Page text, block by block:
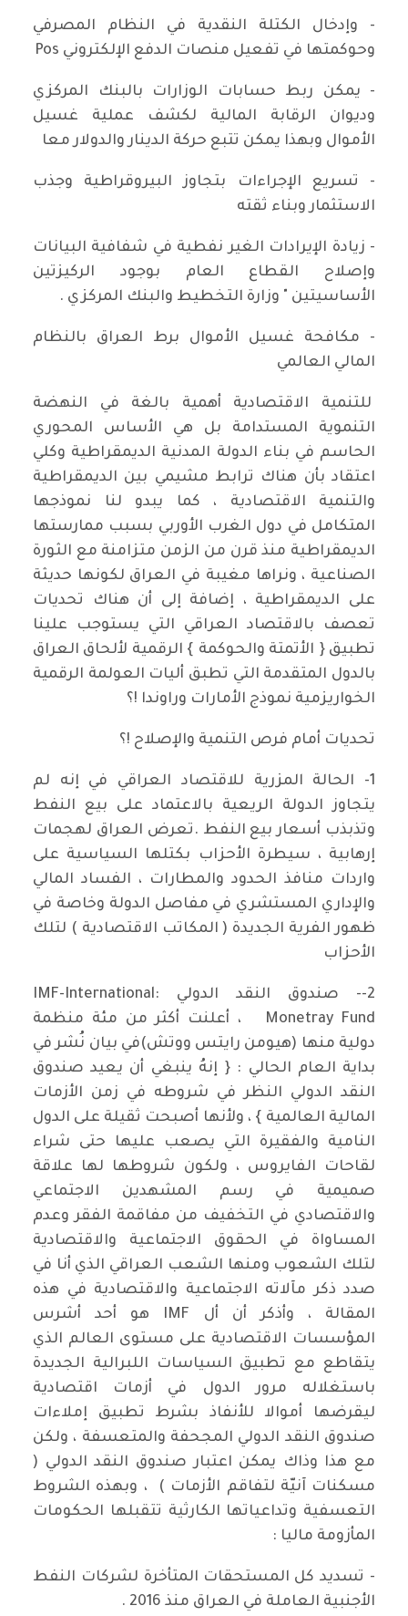
- وإدخال الكتلة النقدية في النظام المصرفي
وحوكمتها في تفعيل منصات الدفع الإلكتروني Pos
- يمكن ربط حسابات الوزارات بالبنك المركزي
وديوان الرقابة المالية لكشف عملية غسيل
الأموال وبهذا يمكن تتبع حركة الدينار والدولار معا
- تسريع الإجراءات بتجاوز البيروقراطية وجذب
الاستثمار وبناء ثقته
- زيادة الإيرادات الغير نفطية في شفافية البيانات
وإصلاح القطاع العام بوجود الركيزتين
الأساسيتين " وزارة التخطيط والبنك المركزي .
- مكافحة غسيل الأموال برط العراق بالنظام
المالي العالمي
للتنمية الاقتصادية أهمية بالغة في النهضة
التنموية المستدامة بل هي الأساس المحوري
الحاسم في بناء الدولة المدنية الديمقراطية وكلي
اعتقاد بأن هناك ترابط مشيمي بين الديمقراطية
والتنمية الاقتصادية ، كما يبدو لنا نموذجها
المتكامل في دول الغرب الأوربي بسبب ممارستها
الديمقراطية منذ قرن من الزمن متزامنة مع الثورة
الصناعية ، ونراها مغيبة في العراق لكونها حديثة
على الديمقراطية ، إضافة إلى أن هناك تحديات
تعصف بالاقتصاد العراقي التي يستوجب علينا
تطبيق { الأتمتة والحوكمة } الرقمية لألحاق العراق
بالدول المتقدمة التي تطبق أليات العولمة الرقمية
الخواريزمية نموذج الأمارات وراوندا !؟
تحديات أمام فرص التنمية والإصلاح !؟
1- الحالة المزرية للاقتصاد العراقي في إنه لم
يتجاوز الدولة الريعية بالاعتماد على بيع النفط
وتذبذب أسعار بيع النفط .تعرض العراق لهجمات
إرهابية ، سيطرة الأحزاب بكتلها السياسية على
واردات منافذ الحدود والمطارات ، الفساد المالي
والإداري المستشري في مفاصل الدولة وخاصة في
ظهور الفرية الجديدة ( المكاتب الاقتصادية ) لتلك
الأحزاب
2-- صندوق النقد الدولي :IMF-International
Monetray Fund ، أعلنت أكثر من مئة منظمة
دولية منها (هيومن رايتس ووتش)في بيان نُشر في
بداية العام الحالي : { إنهُ ينبغي أن يعيد صندوق
النقد الدولي النظر في شروطه في زمن الأزمات
المالية العالمية } ، ولأنها أصبحت ثقيلة على الدول
النامية والفقيرة التي يصعب عليها حتى شراء
لقاحات الفايروس ، ولكون شروطها لها علاقة
صميمية في رسم المشهدين الاجتماعي
والاقتصادي في التخفيف من مفاقمة الفقر وعدم
المساواة في الحقوق الاجتماعية والاقتصادية
لتلك الشعوب ومنها الشعب العراقي الذي أنا في
صدد ذكر مآلاته الاجتماعية والاقتصادية في هذه
المقالة ، وأذكر أن أل IMF هو أحد أشرس
المؤسسات الاقتصادية على مستوى العالم الذي
يتقاطع مع تطبيق السياسات اللبرالية الجديدة
باستغلاله مرور الدول في أزمات اقتصادية
ليقرضها أموالا للأنفاذ بشرط تطبيق إملاءات
صندوق النقد الدولي المجحفة والمتعسفة ، ولكن
مع هذا وذاك يمكن اعتبار صندوق النقد الدولي (
مسكنات آنيّة لتفاقم الأزمات ) ، وبهذه الشروط
التعسفية وتداعياتها الكارثية تتقبلها الحكومات
المأزومة ماليا :
- تسديد كل المستحقات المتأخرة لشركات النفط
الأجنبية العاملة في العراق منذ 2016 .